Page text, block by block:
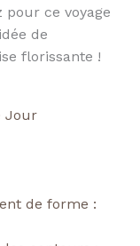
ce voyage
de
florissante !
Jour
de forme :